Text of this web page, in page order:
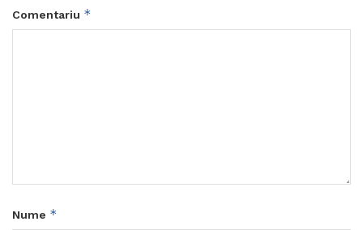
Comentariu *
Nume *